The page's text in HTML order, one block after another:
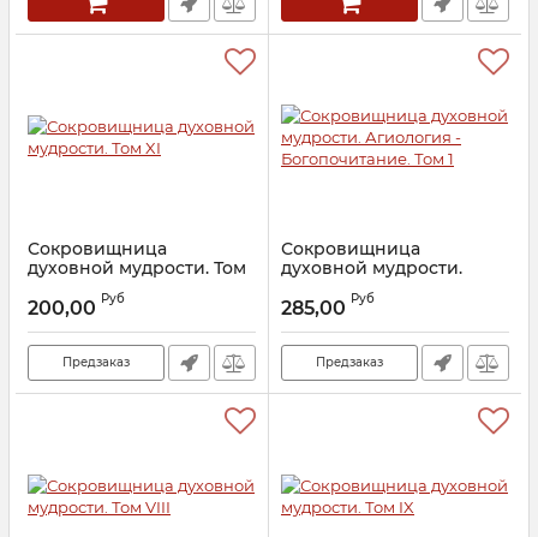
Сокровищница
духовной мудрости. Том
Артикул: 11015
200,00 Руб
Предзаказ
Сокровищница
духовной мудрости.
Агиология -
Богопочитание. Том 1
Артикул: 2681
285,00 Руб
Предзаказ